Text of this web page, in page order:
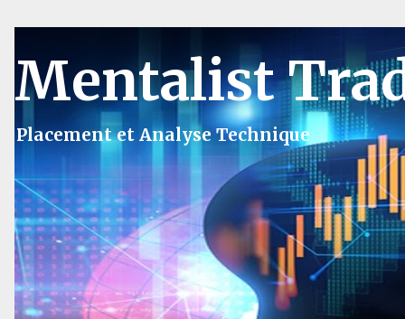
Mentalist
Placement et Analyse Technique